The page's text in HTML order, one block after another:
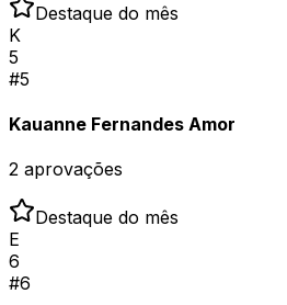
Destaque do mês
K
5
#5
Kauanne Fernandes Amor
2 aprovações
Destaque do mês
E
6
#6